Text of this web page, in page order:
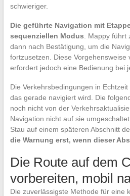
schwieriger.
Die geführte Navigation mit
sequenziellen Modus . Mappy
dann nach Bestätigung, um die
fortzusetzen. Diese Vorgehensweise
erfordert jedoch eine Bedienung bei
Die Verkehrsbedingungen in
das gerade navigiert wird. Die
noch nicht von der
Navigation nicht auf sie
Stau auf einem späteren Abschnitt
die Warnung erst, wenn dieser
Die Route auf dem
vorbereiten, mobil
Die zuverlässigste Methode für eine